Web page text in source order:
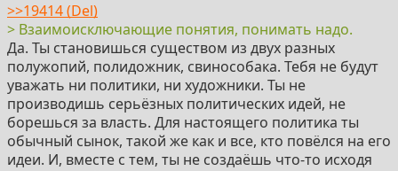
>>19414 (Del)
> Взаимоисключающие понятия, понимать надо.
Да. Ты становишься существом из двух разных
полужопий, полидожник, свинособака. Тебя не будут
уважать ни политики, ни художники. Ты не
производишь серьёзных политических идей, не
борешься за власть. Для настоящего политика ты
обычный сынок, такой же как и все, кто повёлся на его
идеи. И, вместе с тем, ты не создаёшь что-то исходя